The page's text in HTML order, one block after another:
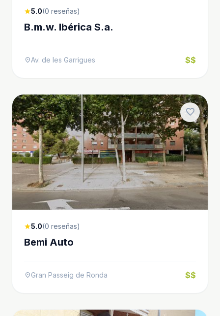
star5.0(0 reseñas)
B.m.w. Ibérica S.a.
location_onAv. de les Garrigues $$
favorite
star5.0(0 reseñas)
Bemi Auto
location_onGran Passeig de Ronda $$